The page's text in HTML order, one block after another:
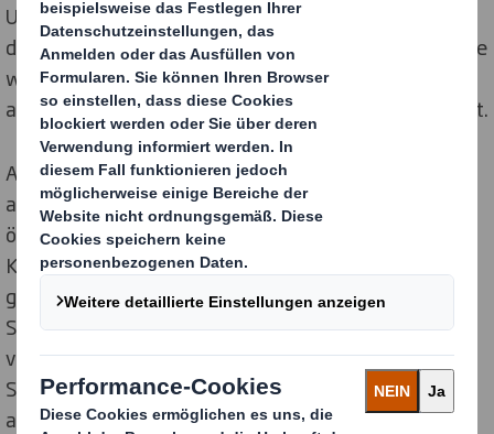
Umwelt- und Arbeitsschutz) formuliert. Für alle Särge,
die verbrannt werden, gelten nun strenge Auflagen. Sie
werden mechanisch und auf ihre klimatischen,
atmosphärischen und spezifischen Emissionen geprüft.
Also entwickelte DS Smith in Partnerschaft mit
abCrémation ein einzigartiges, patentiertes,
ökologisch und ökonomisch verantwortliches Produkt.
Kunden können wieder beruhigt sein, dass alle
gesetzlichen Vorschriften und Standards mit
Sicherheit eingehalten werden und abCrémation
verzeichnet bereits eine Umsatzzunahme. Die neuen
Särge erfüllen nicht nur die Vorschriften, sondern sind
außerdem umweltfreundlicher, denn sie bestehen zu